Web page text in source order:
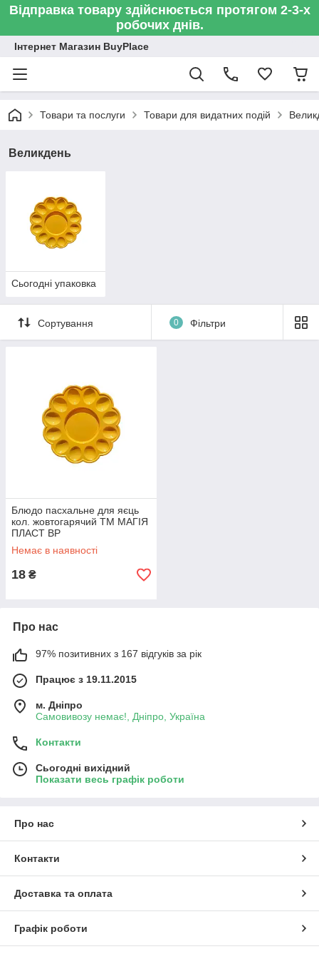
Відправка товару здійснюється протягом 2-3-х
робочих днів.
Інтернет Магазин BuyPlace
Товари та послуги Товари для видатних подій
Великдень
Сьогодні упаковка
Сортування 0 Фільтри
Блюдо пасхальне для яєць
кол. жовтогарячий ТМ МАГІЯ
ПЛАСТ BP
Немає в наявності
18 ₴
Про нас
97% позитивних з 167 відгуків за рік
Працює з 19.11.2015
м. Дніпро
Самовивозу немає!, Дніпро, Україна
Контакти
Сьогодні вихідний
Показати весь графік роботи
Про нас
Контакти
Доставка та оплата
Графік роботи